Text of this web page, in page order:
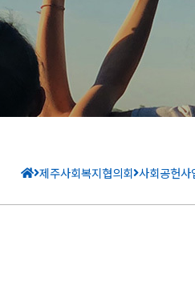
제주사회복지협의회 사회공헌사